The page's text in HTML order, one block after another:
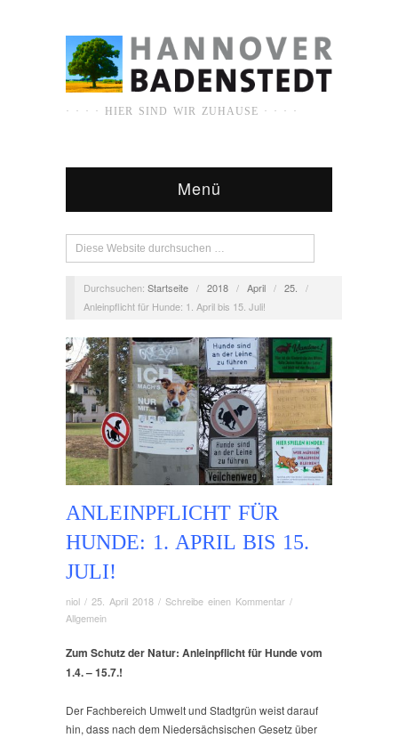
· · · · HIER SIND WIR ZUHAUSE · · · ·
Menü
Durchsuchen: Startseite / 2018 / April / 25.
/
Anleinpflicht für Hunde: 1. April bis 15. Juli!
ANLEINPFLICHT FÜR
HUNDE: 1. APRIL BIS 15.
JULI!
niol / 25. April 2018 / Schreibe einen Kommentar /
Allgemein
Zum Schutz der Natur: Anleinpflicht für Hunde vom
1.4. – 15.7.!
Der Fachbereich Umwelt und Stadtgrün weist darauf
hin, dass nach dem Niedersächsischen Gesetz über